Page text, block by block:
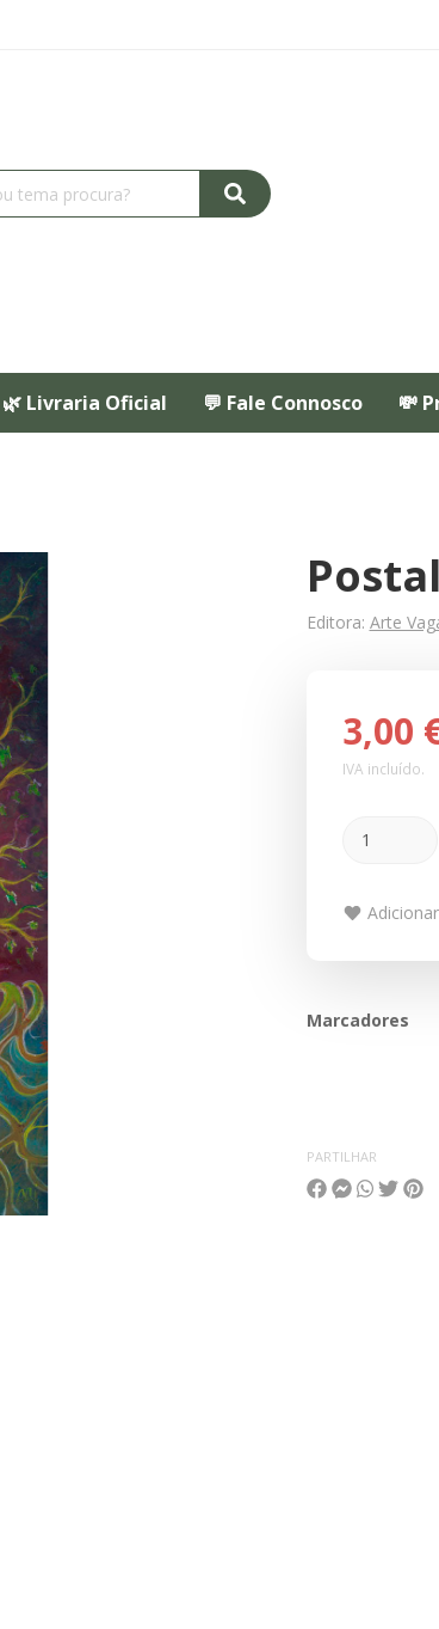
🌿 Livraria Oficial 💬 Fale Connosco 💸
Editora: Arte
3,00
IVA incluído.
Marcadores
PARTILHAR